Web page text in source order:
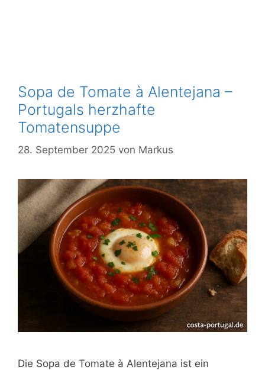
Sopa de Tomate à Alentejana –
Portugals herzhafte
Tomatensuppe
28. September 2025 von Markus
Die Sopa de Tomate à Alentejana ist ein